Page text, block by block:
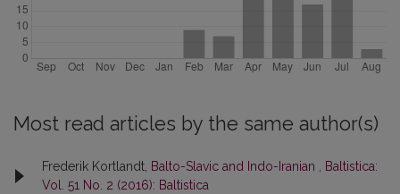
Most read articles by the same author(s)
Frederik Kortlandt, Balto-Slavic and Indo-Iranian , Baltistica:
Vol. 51 No. 2 (2016): Baltistica